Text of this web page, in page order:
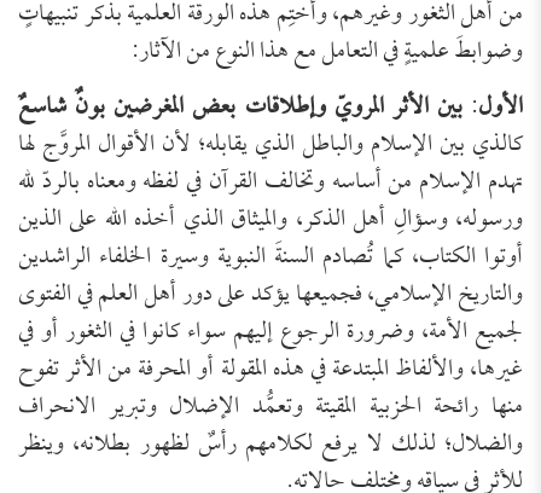
من أهل الثغور وغيرهم، وأختِم هذه الورقة العلمية بذكر تنبيهاتٍ
وضوابطَ علميةٍ في التعامل مع هذا النوع من الآثار:
الأول:بين الأثر المرويّ وإطلاقات بعض المغرضين بونٌ شاسعٌ
كالذي بين الإسلام والباطل الذي يقابله؛ لأن الأقوال المروَّج لها
تهدم الإسلام من أساسه وتخالف القرآن في لفظه ومعناه بالردّ لله
ورسوله، وسؤالِ أهل الذكر، والميثاق الذي أخذه الله على الذين
أوتوا الكتاب، كما تُصادم السنةَ النبوية وسيرة الخلفاء الراشدين
والتاريخ الإسلامي، فجميعها يؤكد على دور أهل العلم في الفتوى
لجميع الأمة، وضرورة الرجوع إليهم سواء كانوا في الثغور أو في
غيرها، والألفاظ المبتدعة في هذه المقولة أو المحرفة من الأثر تفوح
منها رائحة الحزبية المقيتة وتعمُّد الإضلال وتبرير الانحراف
والضلال؛ لذلك لا يرفع لكلامهم رأسٌ لظهور بطلانه، وينظر
للأثر في سياقه ومختلف حالاته.